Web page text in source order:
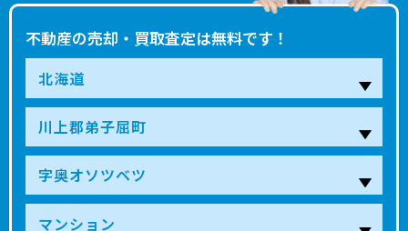
不動産の売却・買取査定は無料です！